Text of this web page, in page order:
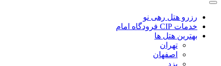
رزرو هتل رهی نو
خدمات CIP فرودگاه امام
بهترین هتل ها
تهران
اصفهان
یزد